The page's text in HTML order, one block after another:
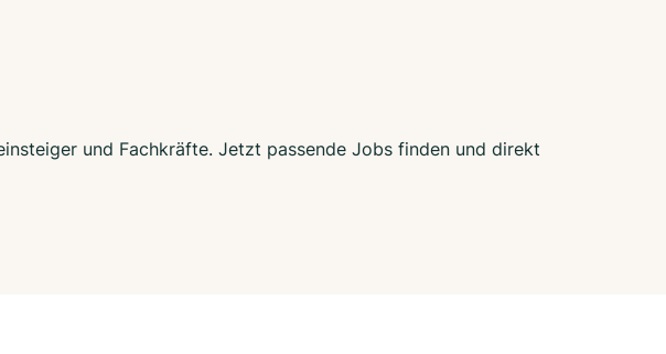
und Fachkräfte. Jetzt passende Jobs finden und direkt